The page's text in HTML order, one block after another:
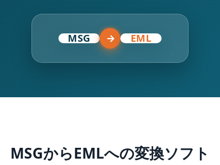
MSG → EML
MSGからEMLへの変換ソフト